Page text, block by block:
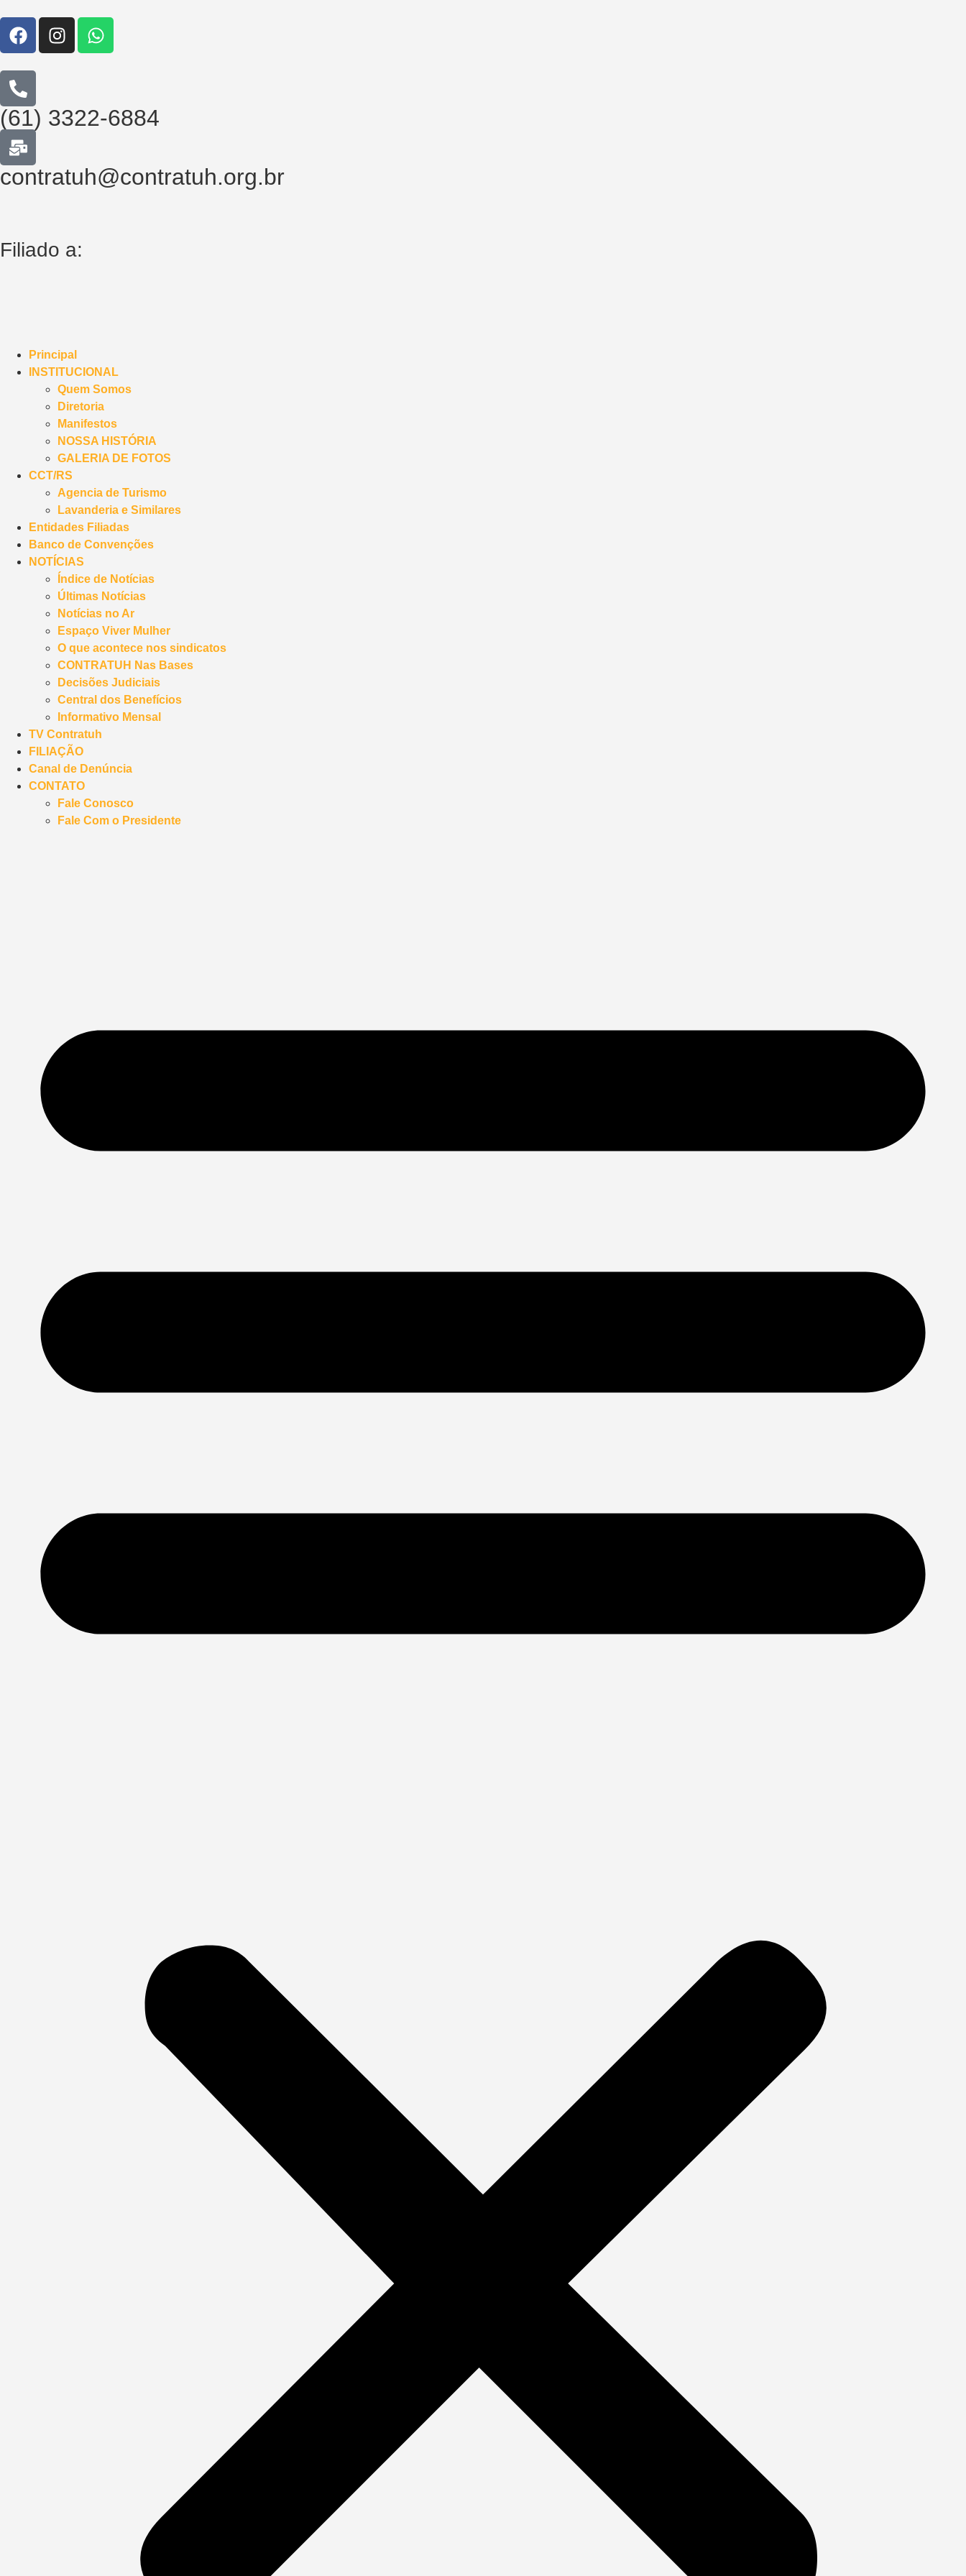
(61) 3322-6884
contratuh@contratuh.org.br
Filiado a:
Principal
INSTITUCIONAL
Quem Somos
Diretoria
Manifestos
NOSSA HISTÓRIA
GALERIA DE FOTOS
CCT/RS
Agencia de Turismo
Lavanderia e Similares
Entidades Filiadas
Banco de Convenções
NOTÍCIAS
Índice de Notícias
Últimas Notícias
Notícias no Ar
Espaço Viver Mulher
O que acontece nos sindicatos
CONTRATUH Nas Bases
Decisões Judiciais
Central dos Benefícios
Informativo Mensal
TV Contratuh
FILIAÇÃO
Canal de Denúncia
CONTATO
Fale Conosco
Fale Com o Presidente